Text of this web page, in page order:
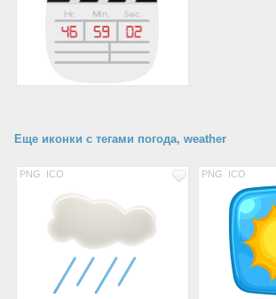
Еще иконки с тегами погода, weather
PNG ICO PNG ICO